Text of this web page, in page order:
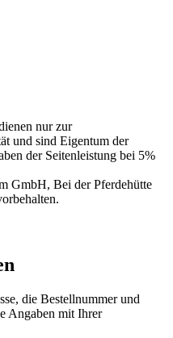
nur zur
und sind Eigentum der
der Seitenleistung bei 5%
GmbH, Bei der Pferdehütte
die Bestellnummer und
Angaben mit Ihrer